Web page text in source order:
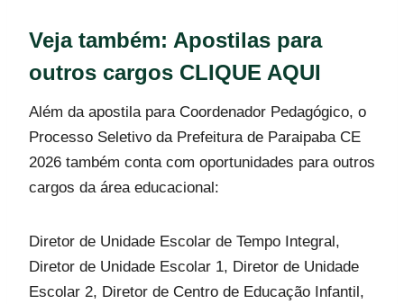
Veja também: Apostilas para
outros cargos CLIQUE AQUI
Além da apostila para Coordenador Pedagógico, o
Processo Seletivo da Prefeitura de Paraipaba CE
2026 também conta com oportunidades para outros
cargos da área educacional:
Diretor de Unidade Escolar de Tempo Integral,
Diretor de Unidade Escolar 1, Diretor de Unidade
Escolar 2, Diretor de Centro de Educação Infantil,